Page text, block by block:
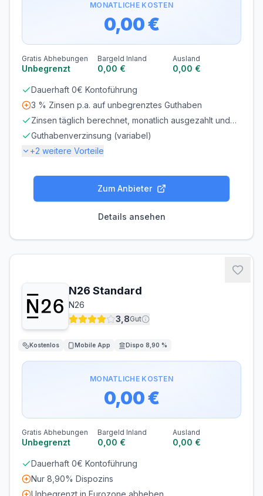
MONATLICHE KOSTEN
0,00 €
Gratis Abhebungen
Unbegrenzt
Bargeld Inland
0,00 €
Ausland
0,00 €
Dauerhaft 0€ Kontoführung
3 % Zinsen p.a. auf unbegrenztes Guthaben
Zinsen täglich berechnet, monatlich ausgezahlt und
jederzeit verfügbar
Guthabenverzinsung (variabel)
+2 weitere Vorteile
KONTOFÜHRUNG
GUTHABENZINS
ABHEBEN INLAND
1,00 € 1,00 €
Zum Anbieter
Details ansehen
N26 Standard
N26
3,8Gut
Kostenlos Mobile App Dispo 8,90 %
MONATLICHE KOSTEN
0,00 €
Gratis Abhebungen
Unbegrenzt
Bargeld Inland
0,00 €
Ausland
0,00 €
Dauerhaft 0€ Kontoführung
Nur 8,90% Dispozins
Unbegrenzt in Eurozone abheben